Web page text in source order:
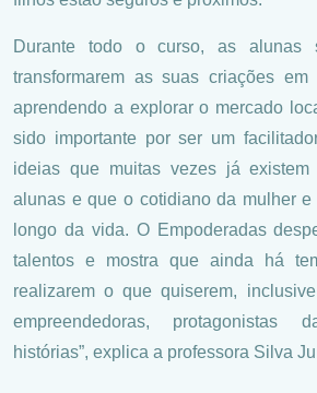
Durante todo o curso, as alunas
transformarem as suas criações em
aprendendo a explorar o mercado
sido importante por ser um
ideias que muitas vezes já
alunas e que o cotidiano da mulher
longo da vida. O Empoderadas
talentos e mostra que ainda há
realizarem o que quiserem,
empreendedoras, protagonistas
histórias”, explica a professora Silva